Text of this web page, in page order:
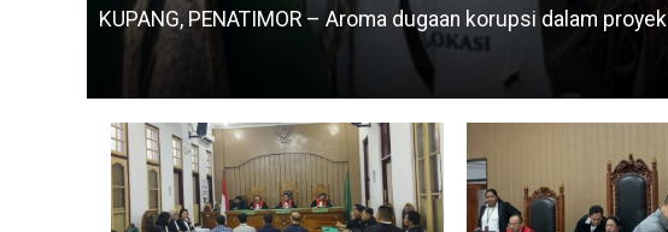
KUPANG, PENATIMOR – Aroma dugaan korupsi dalam